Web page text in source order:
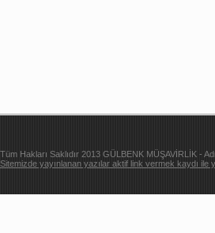
Tüm Hakları Saklıdır 2013 GÜLBENK MÜŞAVİRLİK -
Sitemizde yayınlanan yazılar aktif link vermek kaydı ile